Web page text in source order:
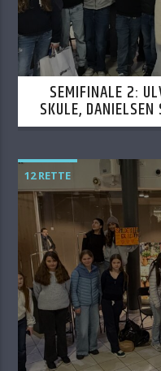
SEMIFINALE 2:
SKULE,
12 RETTE